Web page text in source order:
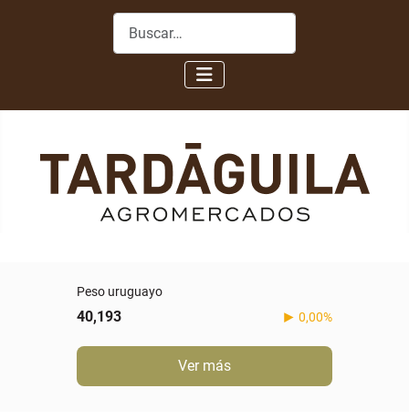
Buscar
Peso uruguayo
40,193 0,00%
Ver más